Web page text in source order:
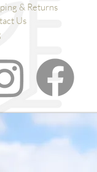
& Returns
Us